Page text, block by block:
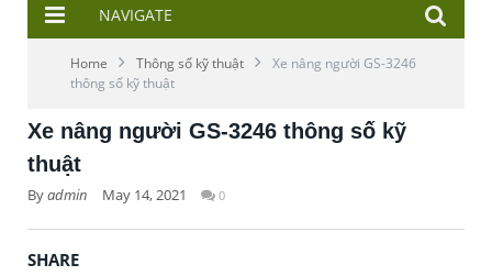
NAVIGATE
Home Thông số kỹ thuật
Xe nâng người GS-3246
thông số kỹ thuật
Xe nâng người GS-3246 thông số kỹ
thuật
Byadmin May 14, 2021 0
SHARE